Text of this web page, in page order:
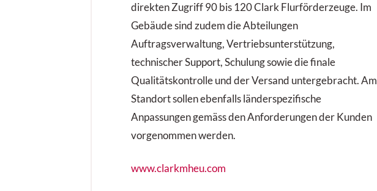
sowie die neue Elektrostapler-Baureihe
«The Next Champ». Diese Entwicklungen
werden nicht nur die Effizienz steigern,
sondern auch die Wettbewerbsfähigkeit
von Unternehmen nachhaltig verbessern.
direkten Zugriff 90 bis 120 Clark Flurförderzeuge. Im
Gebäude sind zudem die Abteilungen
Auftragsverwaltung, Vertriebsunterstützung,
technischer Support, Schulung sowie die finale
Qualitätskontrolle und der Versand untergebracht. Am
Standort sollen ebenfalls länderspezifische
Anpassungen gemäss den Anforderungen der Kunden
vorgenommen werden.
www.clarkmheu.com